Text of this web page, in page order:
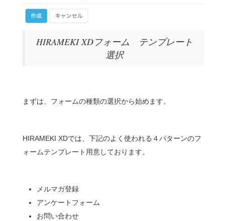
HIRAMEKI XDフォーム テンプレート
選択
まずは、フォームの種類の選択から始めます。
HIRAMEKI XDでは、下記のよく使われる４パターンのフ
ォームテンプレート用意しております。
メルマガ登録
アンケートフォーム
お問い合わせ